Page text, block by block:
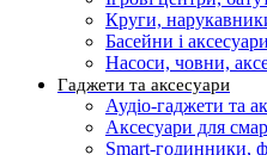
Круги,
Басейни і аксесуари
Насоси, човни,
Гаджети та аксесуари
Аудіо-гаджети та
Аксесуари для
Smart-годинники,